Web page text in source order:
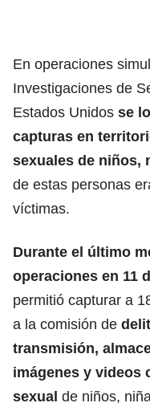
En operaciones
Investigaciones de
Estados Unidos se
capturas en
sexuales de niños,
de estas personas
víctimas.
Durante el último
operaciones en 11
permitió capturar a
a la comisión de
transmisión,
imágenes y videos
sexual de niños,